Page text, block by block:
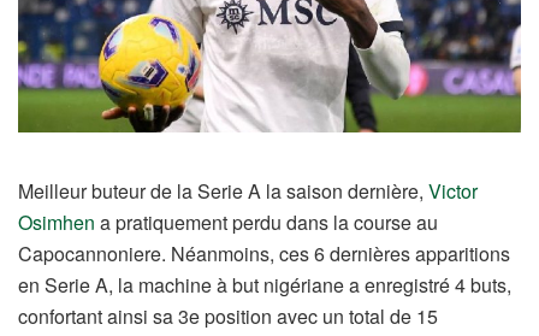
Meilleur buteur de la Serie A la saison dernière, Victor
Osimhen a pratiquement perdu dans la course au
Capocannoniere. Néanmoins, ces 6 dernières apparitions
en Serie A, la machine à but nigériane a enregistré 4 buts,
confortant ainsi sa 3e position avec un total de 15